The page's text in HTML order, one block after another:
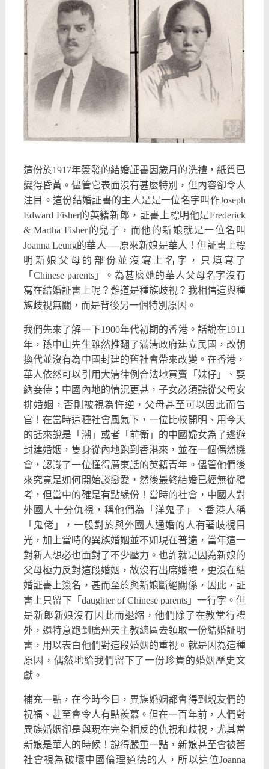
這份於1917年簽發的結婚証書因歲月的洗禮，紙質已
變得昏黃。儘管它表面沒有甚麼特別，但內容卻令人
注目。這份結婚証書的主人是是一位名字叫作Joseph
Edward Fisher的英籍新郎，証書上標明他是Frederick
& Martha Fisher的兒子，而他的新娘就是一位名叫
Joanna Leung的華人──原來新娘是華人！但証書上標
明新娘父母的部份並沒寫上名字，只填寫了
「Chinese parents」。為甚麼她的華人父母名字沒有
寫在結婚証書上呢？難道是種族歧視？我相信這與種
族歧視無關，而是背後另一個特別原因。
我們先來了解一下1900年代初期的香港。話說在1911
年，孫中山先生雖然推翻了滿清政府建立民國，改朝
換代並沒有為中國封建的舊社會帶來改變。在香港，
華人依然可以引用大清律例合法地買賣「妹仔」、娶
納妾侍；中國內地的情況更甚，子女必須聽從父母安
排婚姻，否則被視為忤逆，父母甚至可以因此而告
官！在當時這種社會風氣下，一位比較開明、用今天
的話來說是「潮」或者「前衛」的中國婦女為了逃避
封建婚姻，隻身從內地跑到香港來，並在一個偶然機
會，認識了一位懂得廣東話的英籍青年。儘管他們後
來究竟是如何開始談戀愛，然後最終結婚已經無從稽
考，但當中的確是有點緣份！當時的社會，中國人對
外國人十分仇視，稱他們為「洋鬼子」、香港人稱
「鬼佬」，一般對於與外國人通婚的人有著歧視目
光，加上當時的異族婚姻並不如現在普遍，當年這一
對新人想必也面對了不少壓力。也許就是因為新娘的
父母極力反對這段婚姻，故沒有出席婚禮，更沒在結
婚証書上簽名，甚而至於與新娘斷絕關係，因此，証
書上只留下「daughter of Chinese parents」一行字。但
是新郎新娘沒有因此而退縮，他們除了在教堂行禮
外，還特意跑到廣州天主教總區去領取一份結婚証明
書，用以表白他們對這段婚姻的重視。就是因為這種
原因，偶然地給我們留下了一份珍貴的婚姻歷史文
獻。
補充一點，在今時今日，異族婚姻都會得到親友們的
祝福、甚至會令人有點羨慕。但在一百年前，人們對
異族婚姻卻是與現在完全相反的仇視和歧視，尤其當
新娘是華人的時候！說得嚴重一點，新娘甚至會被舊
社會視為破壞中國倫理道德的人，所以這位Joanna